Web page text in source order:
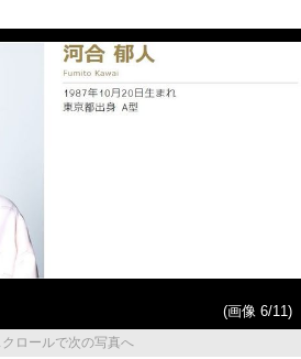
(画像 6/11)
ロールで次の写真へ